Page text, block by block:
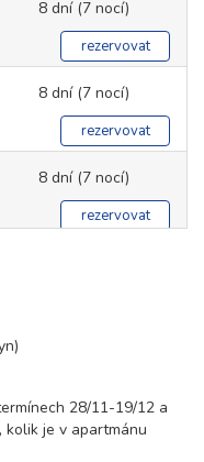
8 dní (7 nocí)
rezervovat
8 dní (7 nocí)
rezervovat
8 dní (7 nocí)
rezervovat
8 dní (7 nocí)
rezervovat
28/11-19/12 a
je v apartmánu